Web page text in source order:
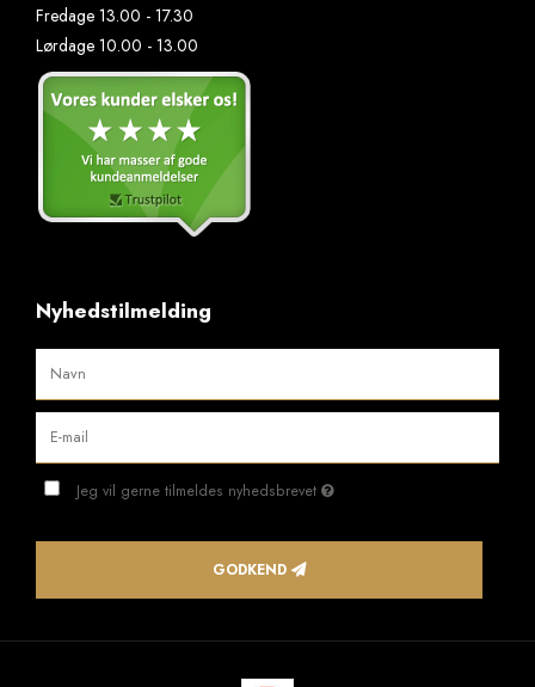
Fredage 13.00 - 17.30
Lørdage 10.00 - 13.00
Nyhedstilmelding
Jeg vil gerne tilmeldes nyhedsbrevet
GODKEND